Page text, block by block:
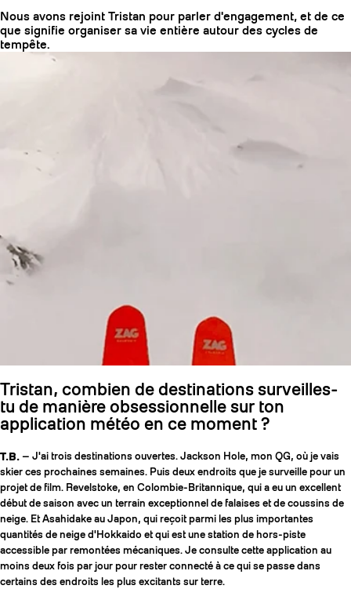
Nous avons rejoint Tristan pour parler d'engagement, et de ce
que signifie organiser sa vie entière autour des cycles de
tempête.
Tristan, combien de destinations surveilles-
tu de manière obsessionnelle sur ton
application météo en ce moment ?
T.B. — J'ai trois destinations ouvertes. Jackson Hole, mon QG, où je vais
skier ces prochaines semaines. Puis deux endroits que je surveille pour un
projet de film. Revelstoke, en Colombie-Britannique, qui a eu un excellent
début de saison avec un terrain exceptionnel de falaises et de coussins de
neige. Et Asahidake au Japon, qui reçoit parmi les plus importantes
quantités de neige d'Hokkaido et qui est une station de hors-piste
accessible par remontées mécaniques. Je consulte cette application au
moins deux fois par jour pour rester connecté à ce qui se passe dans
certains des endroits les plus excitants sur terre.